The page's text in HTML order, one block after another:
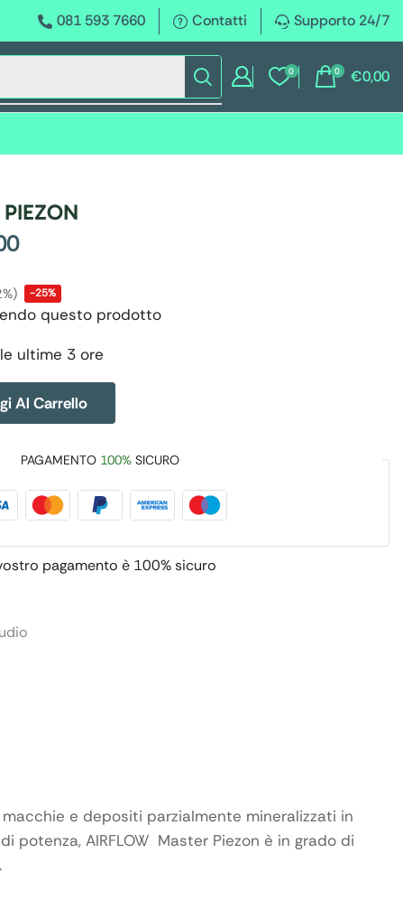
081 593 7660 Contatti Supporto 24/7
0 0 €0,00
-25%
questo prodotto
ultime 3 ore
Al Carrello
PAGAMENTO 100% SICURO
pagamento è 100% sicuro
e depositi parzialmente mineralizzati in
potenza, AIRFLOW Master Piezon è in grado di